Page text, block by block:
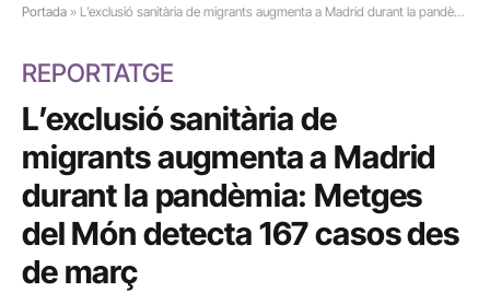
Portada » L’exclusió sanitària de migrants augmenta a Madrid durant la pandèmia: Metges del Món detecta 167 casos des de març
REPORTATGE
L’exclusió sanitària de
migrants augmenta a Madrid
durant la pandèmia: Metges
del Món detecta 167 casos des
de març